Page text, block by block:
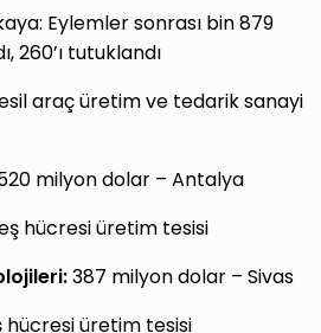
Eylemler sonrası bin 879
260’ı tutuklandı
araç üretim ve tedarik sanayi
milyon dolar – Antalya
hücresi üretim tesisi
387 milyon dolar – Sivas
hücresi üretim tesisi